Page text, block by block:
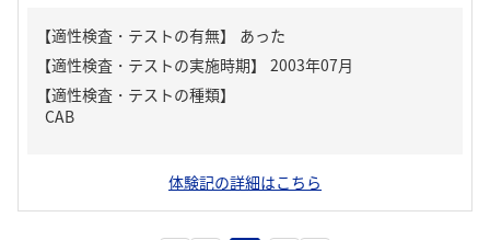
【適性検査・テストの有無】 あった
【適性検査・テストの種類】
CAB
体験記の詳細はこちら